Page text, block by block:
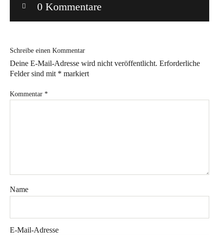
InstagramFacebookPinterestTweed
Rapantinchen
0 Kommentare
Schreibe einen Kommentar
Deine E-Mail-Adresse wird nicht veröffentlicht. Erforderliche
Felder sind mit * markiert
Kommentar *
Name
E-Mail-Adresse